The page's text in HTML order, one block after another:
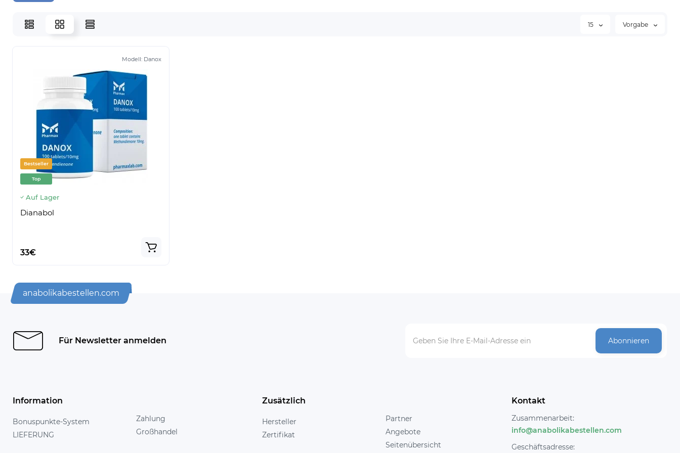
15 Vorgabe
Modell: Danox
Bestseller
Top
Auf Lager
Dianabol
33€
anabolikabestellen.com
Für Newsletter anmelden Abonnieren
Information
Bonuspunkte-System
LIEFERUNG
Zahlung
Großhandel
Zusätzlich
Hersteller
Zertifikat
Partner
Angebote
Seitenübersicht
Kontakt
Zusammenarbeit:
info@anabolikabestellen.com
Geschäftsadresse: